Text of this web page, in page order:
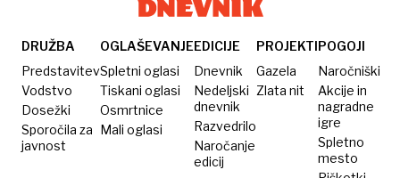
DRUŽBA
Predstavitev
Vodstvo
Dosežki
Sporočila za
javnost
OGLAŠEVANJE
Spletni oglasi
Tiskani oglasi
Osmrtnice
Mali oglasi
EDICIJE
Dnevnik
Nedeljski
dnevnik
Razvedrilo
Naročanje
edicij
PROJEKTI
Gazela
Zlata nit
POGOJI
Naročniški
Akcije in
nagradne
igre
Spletno
mesto